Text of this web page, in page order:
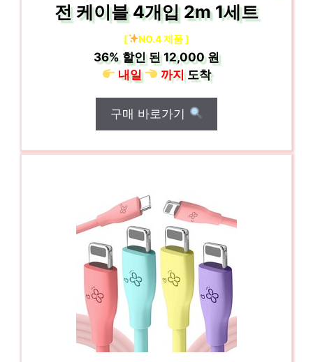
전 케이블 4개입 2m 1세트
[ NO.4 제품 ]
36% 할인 된12,000 원
내일
까지도착
구매 바로가기